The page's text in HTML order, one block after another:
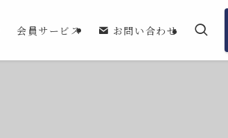
会員サービス お問い合わせ